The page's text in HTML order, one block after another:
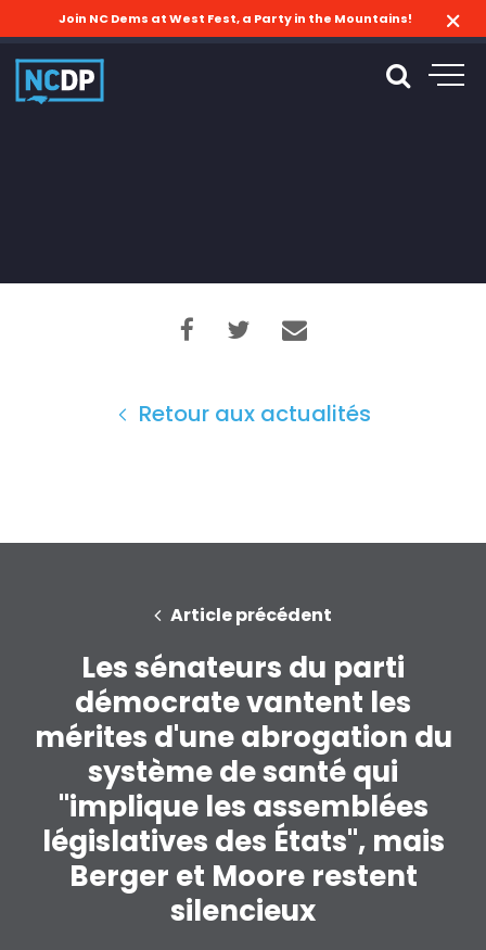
Join NC Dems at West Fest, a Party in the Mountains!
Retour aux actualités
Article précédent
Les sénateurs du parti
démocrate vantent les
mérites d'une abrogation du
système de santé qui
"implique les assemblées
législatives des États", mais
Berger et Moore restent
silencieux